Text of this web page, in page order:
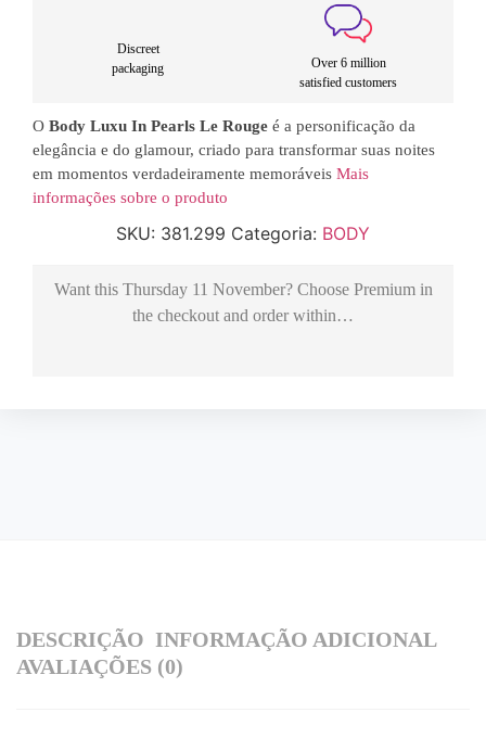
Discreet
packaging
Over 6 million
satisfied customers
O Body Luxu In Pearls Le Rouge é a personificação da
elegância e do glamour, criado para transformar suas noites
em momentos verdadeiramente memoráveis Mais
informações sobre o produto
SKU: 381.299 Categoria: BODY
Want this Thursday 11 November? Choose Premiumin
the checkout and order within…
DESCRIÇÃO INFORMAÇÃO ADICIONAL
AVALIAÇÕES (0)